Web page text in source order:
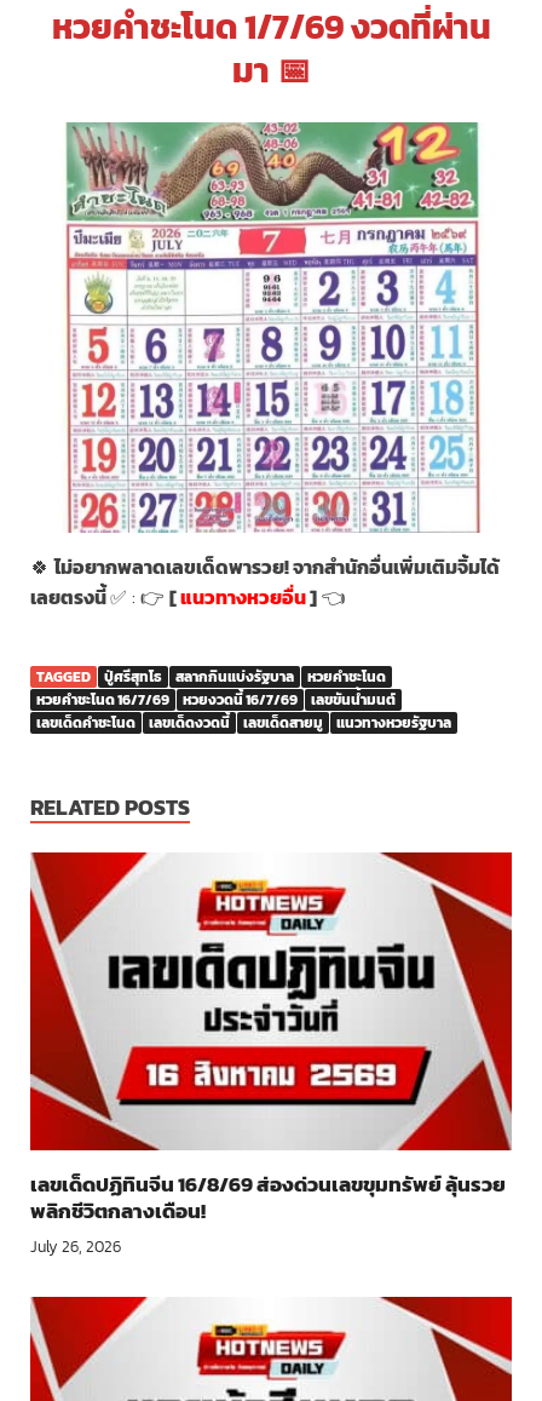
หวยคำชะโนด1/7/69 งวดที่ผ่าน
มา 📅
🍀ไม่อยากพลาดเลขเด็ดพารวย! จากสำนักอื่นเพิ่มเติมจิ้มได้
เลยตรงนี้✅ : 👉 [แนวทางหวยอื่น]👈
TAGGED ปู่ศรีสุทโธ สลากกินแบ่งรัฐบาล
หวยคำชะโนด
หวยคำชะโนด 16/7/69
หวยงวดนี้ 16/7/69
เลขขันน้ำมนต์
เลขเด็ดคำชะโนด
เลขเด็ดงวดนี้ เลขเด็ดสายมู แนวทางหวยรัฐบาล
RELATED POSTS
เลขเด็ดปฏิทินจีน 16/8/69 ส่องด่วนเลขขุมทรัพย์ ลุ้นรวย
พลิกชีวิตกลางเดือน!
July 26, 2026